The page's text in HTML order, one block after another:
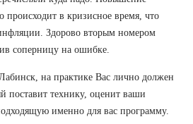
происходит в кризисное время, что
Здорово вторым номером
соперницу на ошибке.
на практике Вас лично должен
поставит технику, оценит ваши
именно для вас программу.